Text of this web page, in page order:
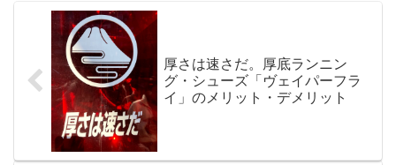
厚さは速さだ。厚底ランニン
グ・シューズ「ヴェイパーフラ
イ」のメリット・デメリット